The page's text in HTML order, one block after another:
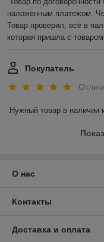
наложенным платежом.
Товар проверил, всё в
которая пришла с
Покупатель
Нужный товар в наличии
О нас
Контакты
Доставка и оплата